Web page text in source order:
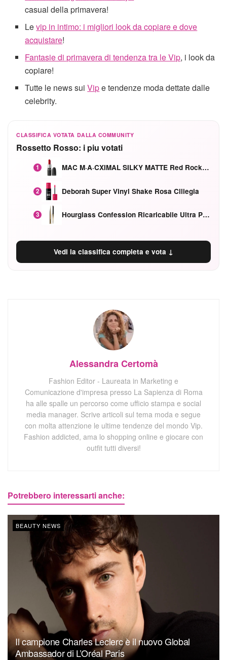
casual della primavera!
Levip in intimo: i migliori look da copiare e dove
acquistare!
Fantasie di primavera di tendenza tra le Vip, i look da
copiare!
Tutte le news suiVipe tendenze moda dettate dalle
celebrity.
CLASSIFICA VOTATA DALLA COMMUNITY
Rossetto Rosso: i piu votati
1 MAC M·A·CXIMAL SILKY MATTE Red Rock mat
2 Deborah Super Vinyl Shake Rosa Ciliegia
3 Hourglass Confession Ricaricabile Ultra Preciso Ad Alta Intensità Secretly Classic Red
Vedi la classifica completa e vota ↓
Alessandra Certomà
Fashion Editor - Laureata in Marketing e
Comunicazione d'impresa presso La Sapienza di Roma
ha alle spalle un percorso come ufficio stampa e social
media manager. Scrive articoli sul tema moda e segue
con molta attenzione le ultime tendenze del mondo Vip.
Fashion addicted, ama lo shopping online e giocare con
outfit tutti diversi!
Potrebbero interessarti anche:
BEAUTY NEWS
Il campione Charles Leclerc è il nuovo Global
Ambassador di L’Oréal Paris